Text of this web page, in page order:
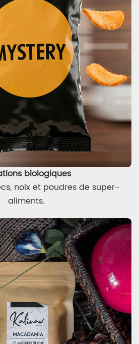
biologiques
noix et poudres de super-
aliments.